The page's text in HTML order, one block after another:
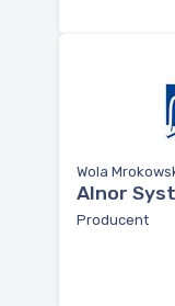
Wola
Alnor
Producent